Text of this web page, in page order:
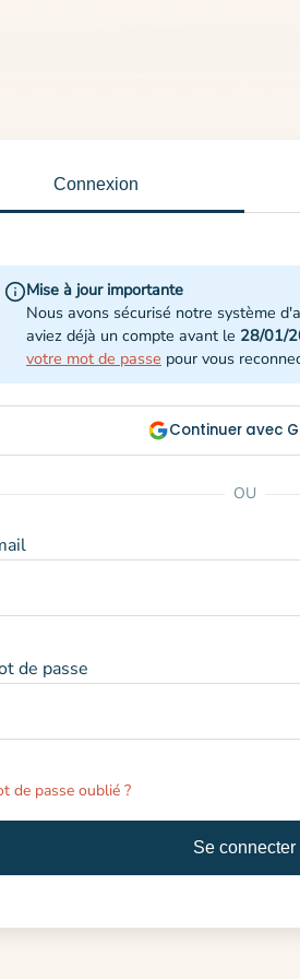
Connexion
Mise à jour importante
Nous avons sécurisé notre système
aviez déjà un compte avant le 28/01/
votre mot de passe pour vous
Continuer avec
OU
de passe
de passe oublié ?
Se connecter